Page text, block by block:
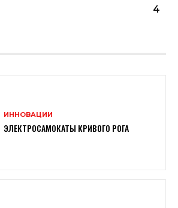
4
ИННОВАЦИИ
ЭЛЕКТРОСАМОКАТЫ КРИВОГО РОГА